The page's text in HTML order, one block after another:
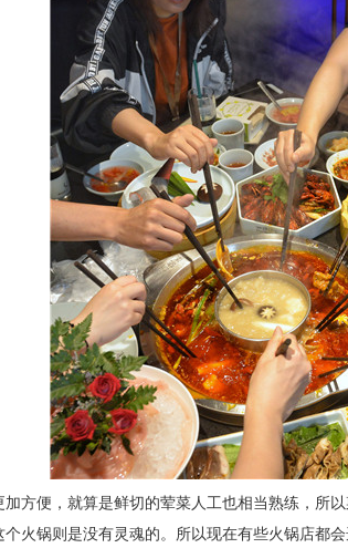
方便， 就算是鲜切的荤菜人工也相当熟练 ， 所
个火锅则是没有灵魂的。 所以现在有些火锅店都